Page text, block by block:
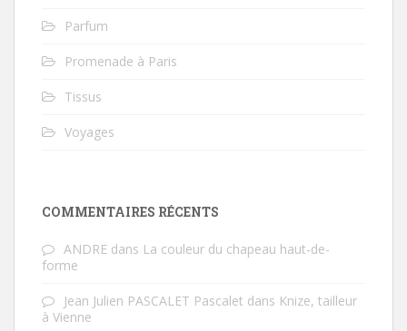
Parfum
Promenade à Paris
Tissus
Voyages
COMMENTAIRES RÉCENTS
ANDRE dans La couleur du chapeau haut-de-
forme
Jean Julien PASCALET Pascalet dans Knize, tailleur
à Vienne